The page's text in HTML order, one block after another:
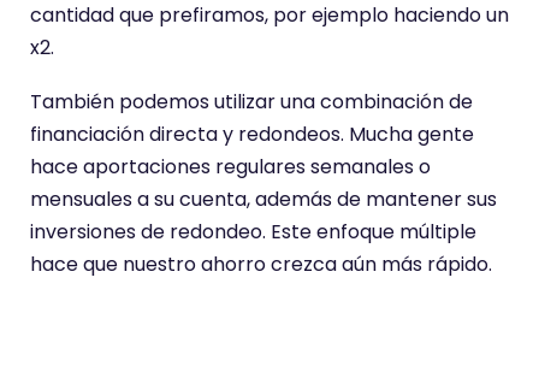
cantidad que prefiramos, por ejemplo haciendo un
x2.
También podemos utilizar una combinación de
financiación directa y redondeos. Mucha gente
hace aportaciones regulares semanales o
mensuales a su cuenta, además de mantener sus
inversiones de redondeo. Este enfoque múltiple
hace que nuestro ahorro crezca aún más rápido.